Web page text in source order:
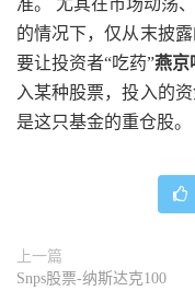
准。 尤其在市场动荡
的情况下，仅从末披
要让投资者“吃药”燕京
入某种股票，投入的
是这只基金的重仓股。
上一篇
Snps股票-纳斯达克100